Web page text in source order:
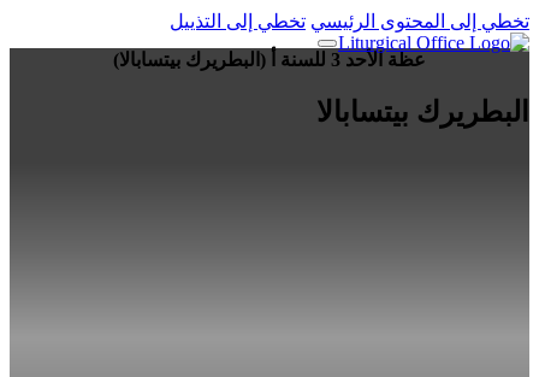
تخطي إلى المحتوى الرئيسي تخطي إلى التذييل
عظة الأحد 3 للسنة أ (البطريرك بيتسابالا)
البطريرك بيتسابالا